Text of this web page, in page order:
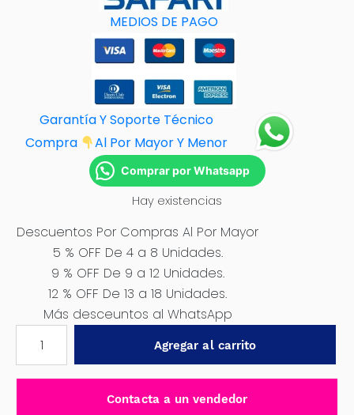
S/ 329.73.S/ 218.80.
MEDIOS DE PAGO
Garantía Y Soporte Técnico
Compra
Al Por Mayor Y Menor
Comprar por Whatsapp
Hay existencias
Descuentos Por Compras Al Por Mayor
5 % OFF De 4 a 8 Unidades.
9 % OFF De 9 a 12 Unidades.
12 % OFF De 13 a 18 Unidades.
Más desceuntos al WhatsApp
PROTECTORES
Agregar al carrito
Contacta a un vendedor